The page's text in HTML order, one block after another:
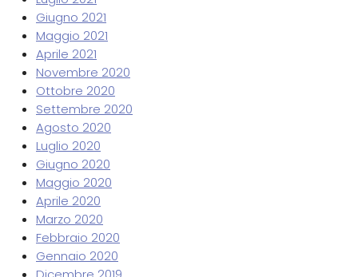
Giugno 2021
Maggio 2021
Aprile 2021
Novembre 2020
Ottobre 2020
Settembre 2020
Agosto 2020
Luglio 2020
Giugno 2020
Maggio 2020
Aprile 2020
Marzo 2020
Febbraio 2020
Gennaio 2020